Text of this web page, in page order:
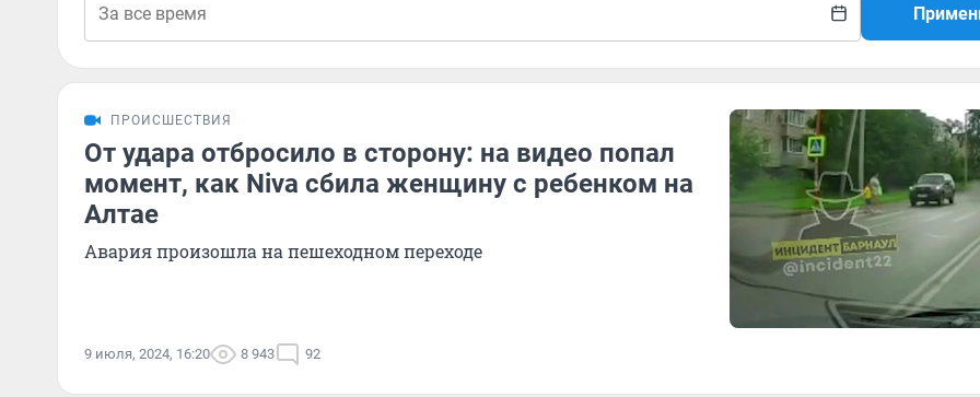
ПРОИСШЕСТВИЯ
От удара отбросило в сторону: на видео попал
момент, как Niva сбила женщину с ребенком на
Алтае
Авария произошла на пешеходном переходе
9 июля, 2024, 16:20 8 943 92